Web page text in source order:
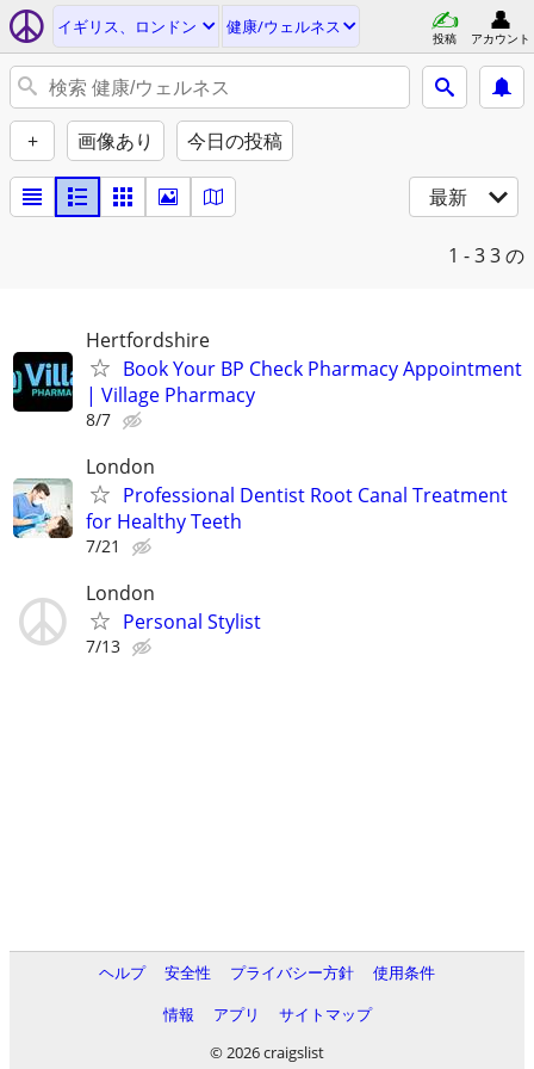
イギリス、ロンドン 健康/ウェルネス
投稿 アカウント
+ 画像あり 今日の投稿
最新
1 - 33 の
Hertfordshire
Book Your BP Check Pharmacy Appointment
| Village Pharmacy
8/7
London
Professional Dentist Root Canal Treatment
for Healthy Teeth
7/21
London
Personal Stylist
7/13
ヘルプ 安全性 プライバシー方針
使用条件
情報
アプリ
サイトマップ
© 2026 craigslist